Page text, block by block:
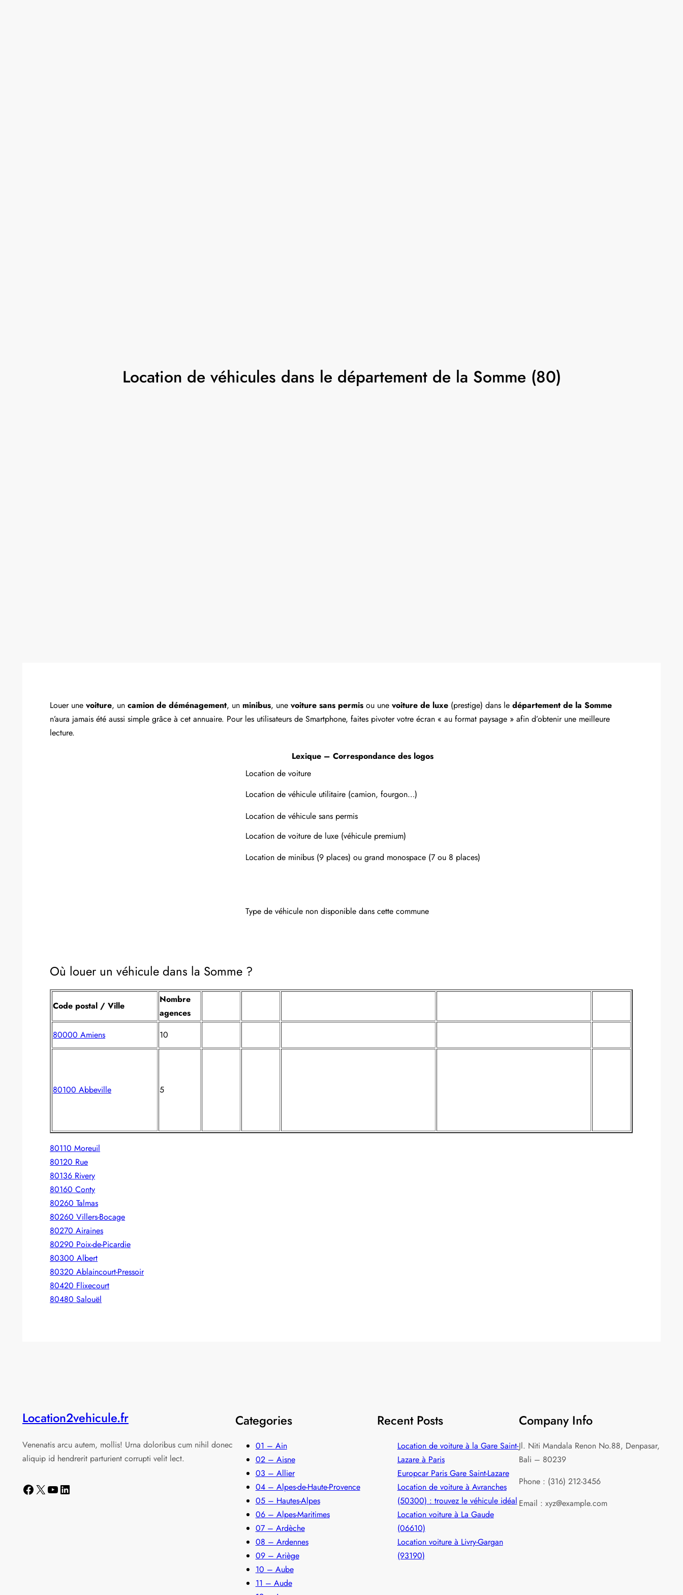
Location de véhicules dans le département de la Somme (80)
Louer unevoiture, uncamion de déménagement, un minibus, unevoiture sans permis ou unevoiture de luxe (prestige) dans ledépartement de la Somme
n’aura jamais été aussi simple grâce à cet annuaire. Pour les utilisateurs de Smartphone, faites pivoter votre écran « au format paysage » afin d’obtenir une meilleure
lecture.
Lexique – Correspondance des logos
Location de voiture
Location de véhicule utilitaire (camion, fourgon…)
Location de véhicule sans permis
Location de voiture de luxe (véhicule premium)
Location de minibus (9 places) ou grand monospace (7 ou 8 places)
Type de véhicule non disponible dans cette commune
Où louer un véhicule dans la Somme ?
Code postal / Ville
Nombre
agences
80000 Amiens
10
80100 Abbeville 5
80110 Moreuil
80120 Rue
80136 Rivery
80160 Conty
80260 Talmas
80260 Villers-Bocage
80270 Airaines
80290 Poix-de-Picardie
80300 Albert
80320 Ablaincourt-Pressoir
80420 Flixecourt
80480 Salouël
Location2vehicule.fr
Venenatis arcu autem, mollis! Urna doloribus cum nihil donec
aliquip id hendrerit parturient corrupti velit lect.
Facebook X YouTube LinkedIn
Categories
01 – Ain
02 – Aisne
03 – Allier
04 – Alpes-de-Haute-Provence
05 – Hautes-Alpes
06 – Alpes-Maritimes
07 – Ardèche
08 – Ardennes
09 – Ariège
10 – Aube
11 – Aude
Recent Posts
Location de voiture à la Gare Saint-
Lazare à Paris
Europcar Paris Gare Saint‑Lazare
Location de voiture à Avranches
(50300) : trouvez le véhicule idéal
Location voiture à La Gaude
(06610)
Location voiture à Livry-Gargan
(93190)
Company Info
Jl. Niti Mandala Renon No.88, Denpasar,
Bali – 80239
Phone : (316) 212-3456
Email : xyz@example.com